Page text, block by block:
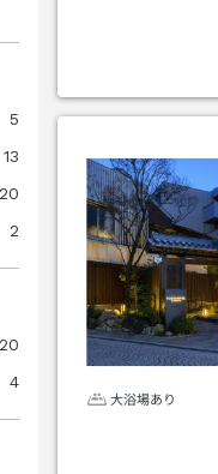
5
13
20
2
20
4
大浴場あり